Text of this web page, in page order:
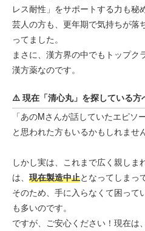
レス耐性」をサポートする力も秘
芸人の方も、更年期で気持ちが落
ってました。
まさに、漢方界の中でもトップク
漢方薬なのです。
⚠️ 現在「清心丸」を探している方
「あのMさんが話していたエピソ
と思われた方もいるかもしれません
しかし実は、これまで広く親しま
は、 現在製造中止となってしまっ
そのため、手に入らなくて困って
も多いのです。
ですが、ご安心ください！現在は